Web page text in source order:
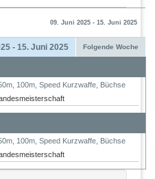
09. Juni 2025 - 15. Juni 2025
- 15. Juni 2025 Folgende Woche
100m, Speed Kurzwaffe, Büchse
100m, Speed Kurzwaffe, Büchse